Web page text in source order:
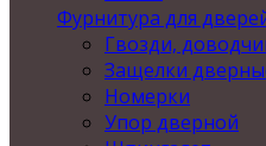
Фурнитура для
Гвозди,
Защелки
Номерки
Упор дверной